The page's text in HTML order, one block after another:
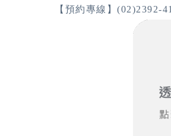
【預約專線】(02)2392-